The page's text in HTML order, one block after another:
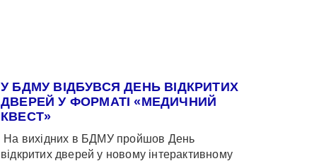
У БДМУ ВІДБУВСЯ ДЕНЬ ВІДКРИТИХ
ДВЕРЕЙ У ФОРМАТІ «МЕДИЧНИЙ
КВЕСТ»
На вихідних в БДМУ пройшов День
відкритих дверей у новому інтерактивному